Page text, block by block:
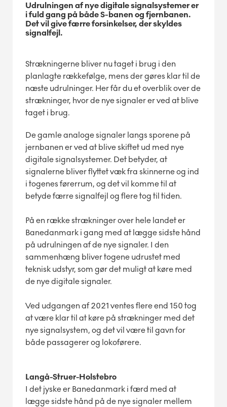
Udrulningen af nye digitale signalsystemer er
i fuld gang på både S-banen og fjernbanen.
Det vil give færre forsinkelser, der skyldes
signalfejl.
Strækningerne bliver nu taget i brug i den
planlagte rækkefølge, mens der gøres klar til de
næste udrulninger. Her får du et overblik over de
strækninger, hvor de nye signaler er ved at blive
taget i brug.
De gamle analoge signaler langs sporene på
jernbanen er ved at blive skiftet ud med nye
digitale signalsystemer. Det betyder, at
signalerne bliver flyttet væk fra skinnerne og ind
i togenes førerrum, og det vil komme til at
betyde færre signalfejl og flere tog til tiden.
På en række strækninger over hele landet er
Banedanmark i gang med at lægge sidste hånd
på udrulningen af de nye signaler. I den
sammenhæng bliver togene udrustet med
teknisk udstyr, som gør det muligt at køre med
de nye digitale signaler.
Ved udgangen af 2021 ventes flere end 150 tog
at være klar til at køre på strækninger med det
nye signalsystem, og det vil være til gavn for
både passagerer og lokoførere.
Langå-Struer-Holstebro
I det jyske er Banedanmark i færd med at
lægge sidste hånd på de nye signaler mellem